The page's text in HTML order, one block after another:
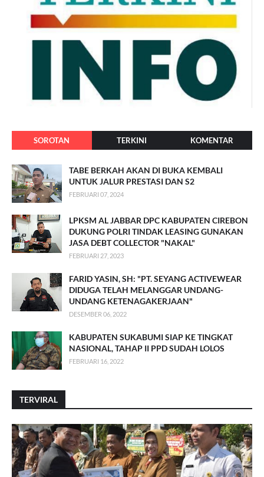
SOROTAN TERKINI KOMENTAR
TABE BERKAH AKAN DI BUKA KEMBALI
UNTUK JALUR PRESTASI DAN S2
FEBRUARI 07, 2024
LPKSM AL JABBAR DPC KABUPATEN CIREBON
DUKUNG POLRI TINDAK LEASING GUNAKAN
JASA DEBT COLLECTOR "NAKAL"
FEBRUARI 27, 2023
FARID YASIN, SH: "PT. SEYANG ACTIVEWEAR
DIDUGA TELAH MELANGGAR UNDANG-
UNDANG KETENAGAKERJAAN"
DESEMBER 06, 2022
KABUPATEN SUKABUMI SIAP KE TINGKAT
NASIONAL, TAHAP II PPD SUDAH LOLOS
FEBRUARI 16, 2022
TERVIRAL